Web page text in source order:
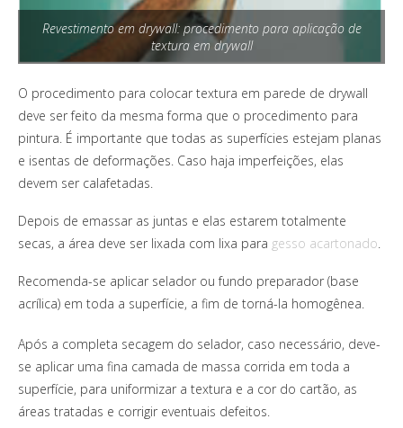
Revestimento em drywall: procedimento para aplicação de
textura em drywall
O procedimento para colocar textura em parede de drywall
deve ser feito da mesma forma que o procedimento para
pintura. É importante que todas as superfícies estejam planas
e isentas de deformações. Caso haja imperfeições, elas
devem ser calafetadas.
Depois de emassar as juntas e elas estarem totalmente
secas, a área deve ser lixada com lixa para gesso acartonado
Recomenda-se aplicar selador ou fundo preparador (base
acrílica) em toda a superfície, a fim de torná-la homogênea.
Após a completa secagem do selador, caso necessário, deve-
se aplicar uma fina camada de massa corrida em toda a
superfície, para uniformizar a textura e a cor do cartão, as
áreas tratadas e corrigir eventuais defeitos.